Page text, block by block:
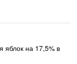
яблок на 17,5% в